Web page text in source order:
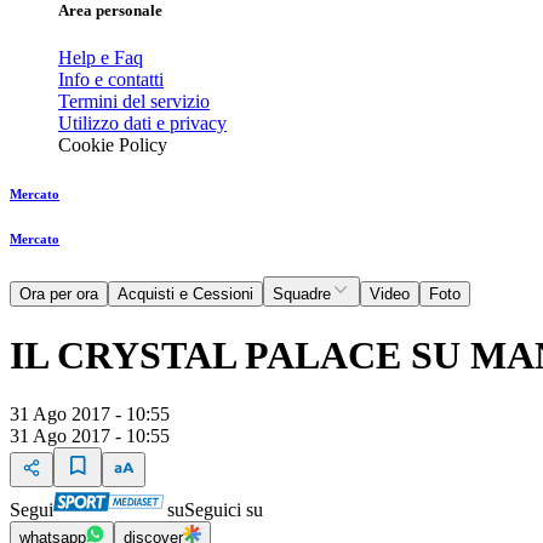
Area personale
Help e Faq
Info e contatti
Termini del servizio
Utilizzo dati e privacy
Cookie Policy
Mercato
Mercato
Ora per ora Acquisti e Cessioni Squadre Video Foto
IL CRYSTAL PALACE SU
31 Ago 2017 - 10:55
31 Ago 2017 - 10:55
Segui suSeguici su
whatsapp discover